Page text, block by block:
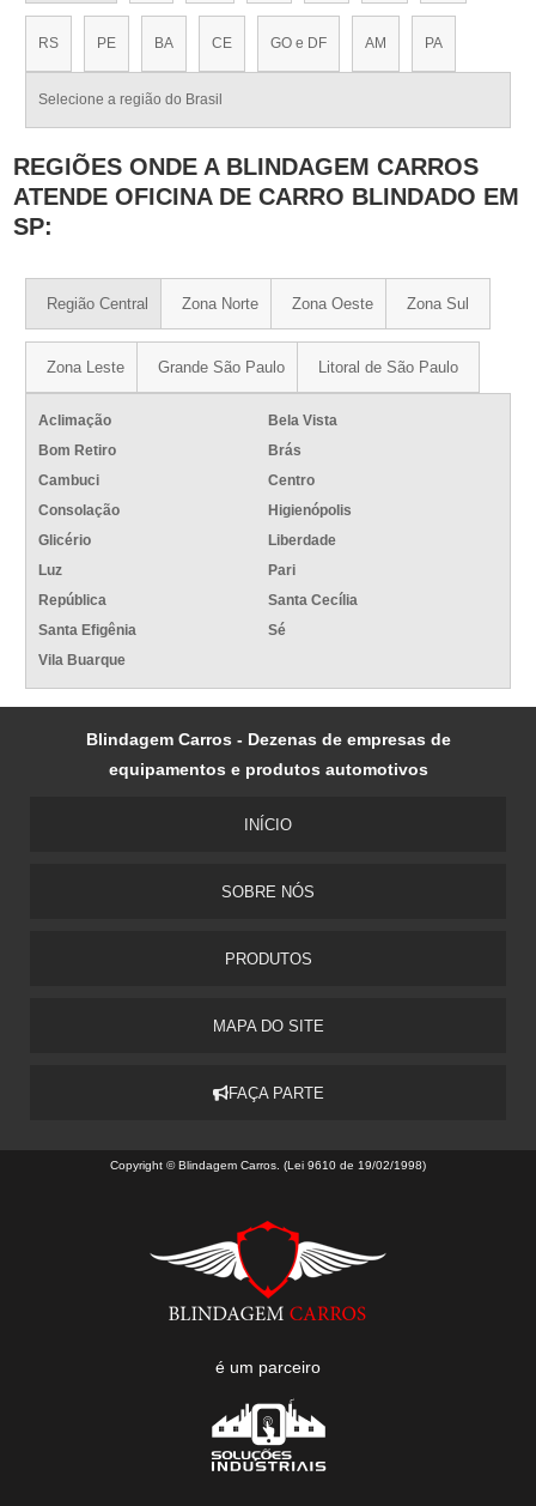
RS PE BA CE GO e DF AM PA
Selecione a região do Brasil
REGIÕES ONDE A BLINDAGEM CARROS
ATENDE OFICINA DE CARRO BLINDADO EM
SP:
Região Central Zona Norte Zona Oeste Zona Sul
Zona Leste Grande São Paulo Litoral de São Paulo
Aclimação
Bela Vista
Bom Retiro
Brás
Cambuci
Centro
Consolação
Higienópolis
Glicério
Liberdade
Luz
Pari
República
Santa Cecília
Santa Efigênia
Sé
Vila Buarque
Blindagem Carros - Dezenas de empresas de
equipamentos e produtos automotivos
INÍCIO
SOBRE NÓS
PRODUTOS
MAPA DO SITE
FAÇA PARTE
Copyright © Blindagem Carros. (Lei 9610 de 19/02/1998)
é um parceiro